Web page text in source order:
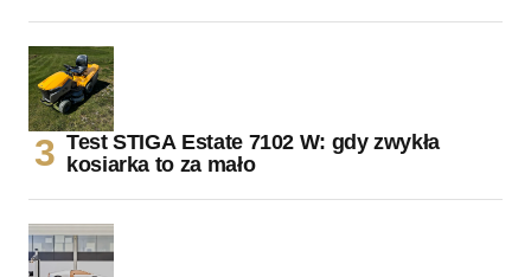
Test STIGA Estate 7102 W: gdy zwykła
kosiarka to za mało